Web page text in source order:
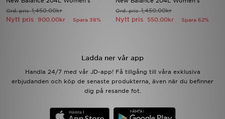
Ord. pris1,450.00kr
Nytt pris 900.00kr Spara 38%
Ord. pris1,450.00kr
Nytt pris 550.00kr Spara 62%
Ladda ner vår app
Handla 24/7 med vår JD-app! Få tillgång till våra exklusiva
erbjudanden och köp de senaste produkterna, även när du befinner
dig på resande fot.
Ladda ner appen
Mina meddelanden